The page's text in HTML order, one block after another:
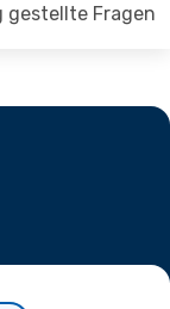
gestellte Fragen